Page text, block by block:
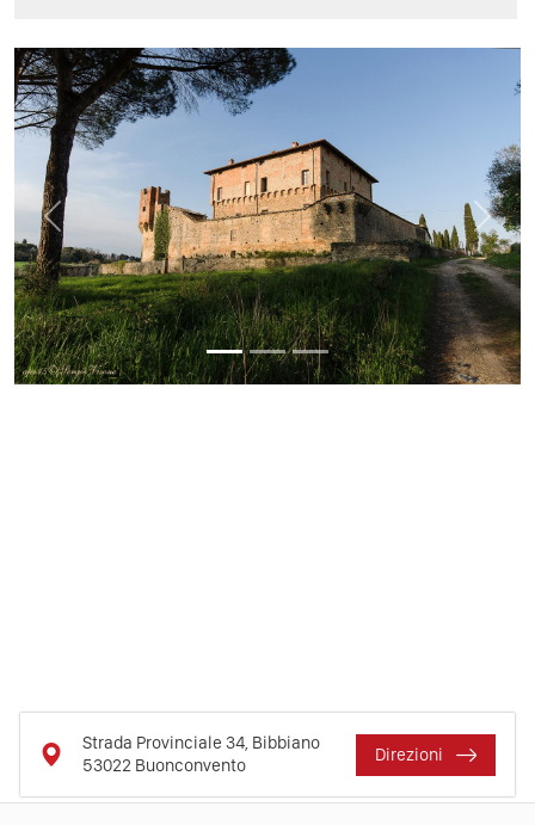
Previous Next
Strada Provinciale 34, Bibbiano
53022 Buonconvento
Direzioni